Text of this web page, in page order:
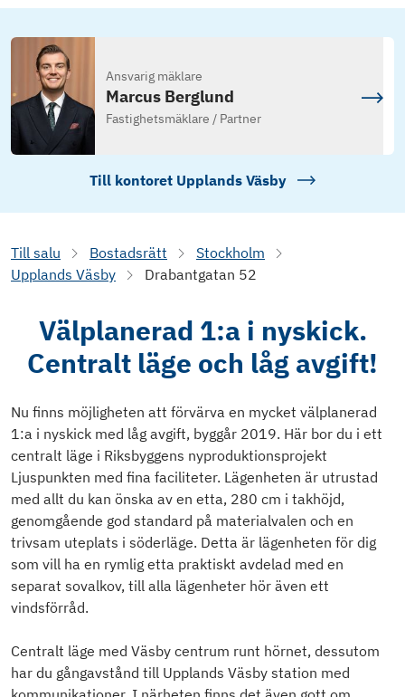
Ansvarig mäklare
Marcus Berglund
Fastighetsmäklare / Partner
Till kontoret Upplands Väsby
Till salu Bostadsrätt
Stockholm
Upplands Väsby
Drabantgatan 52
Välplanerad 1:a i nyskick.
Centralt läge och låg avgift!
Nu finns möjligheten att förvärva en mycket välplanerad
1:a i nyskick med låg avgift, byggår 2019. Här bor du i ett
centralt läge i Riksbyggens nyproduktionsprojekt
Ljuspunkten med fina faciliteter. Lägenheten är utrustad
med allt du kan önska av en etta, 280 cm i takhöjd,
genomgående god standard på materialvalen och en
trivsam uteplats i söderläge. Detta är lägenheten för dig
som vill ha en rymlig etta praktiskt avdelad med en
separat sovalkov, till alla lägenheter hör även ett
vindsförråd.
Centralt läge med Väsby centrum runt hörnet, dessutom
har du gångavstånd till Upplands Väsby station med